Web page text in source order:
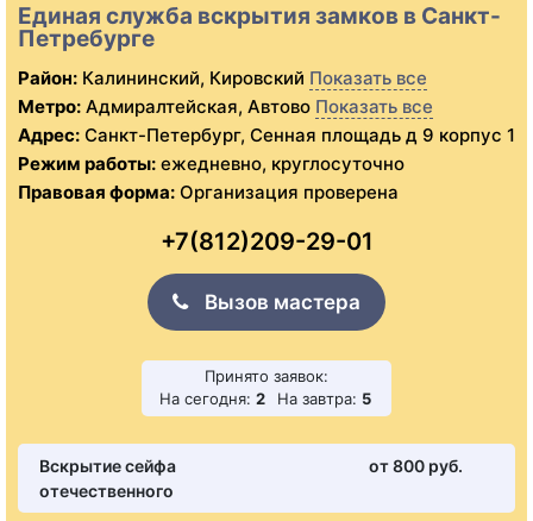
Единая служба вскрытия замков в Санкт-
Петребурге
Район: Калининский, Кировский Показать все
Метро: Адмиралтейская, Автово Показать все
Адрес: Санкт-Петербург, Сенная площадь д 9 корпус 1
Режим работы: ежедневно, круглосуточно
Правовая форма: Организация проверена
+7(812)209-29-01
Вызов мастера
Принято заявок:
На сегодня: 2 На завтра: 5
Вскрытие сейфа
отечественного
от 800 pуб.